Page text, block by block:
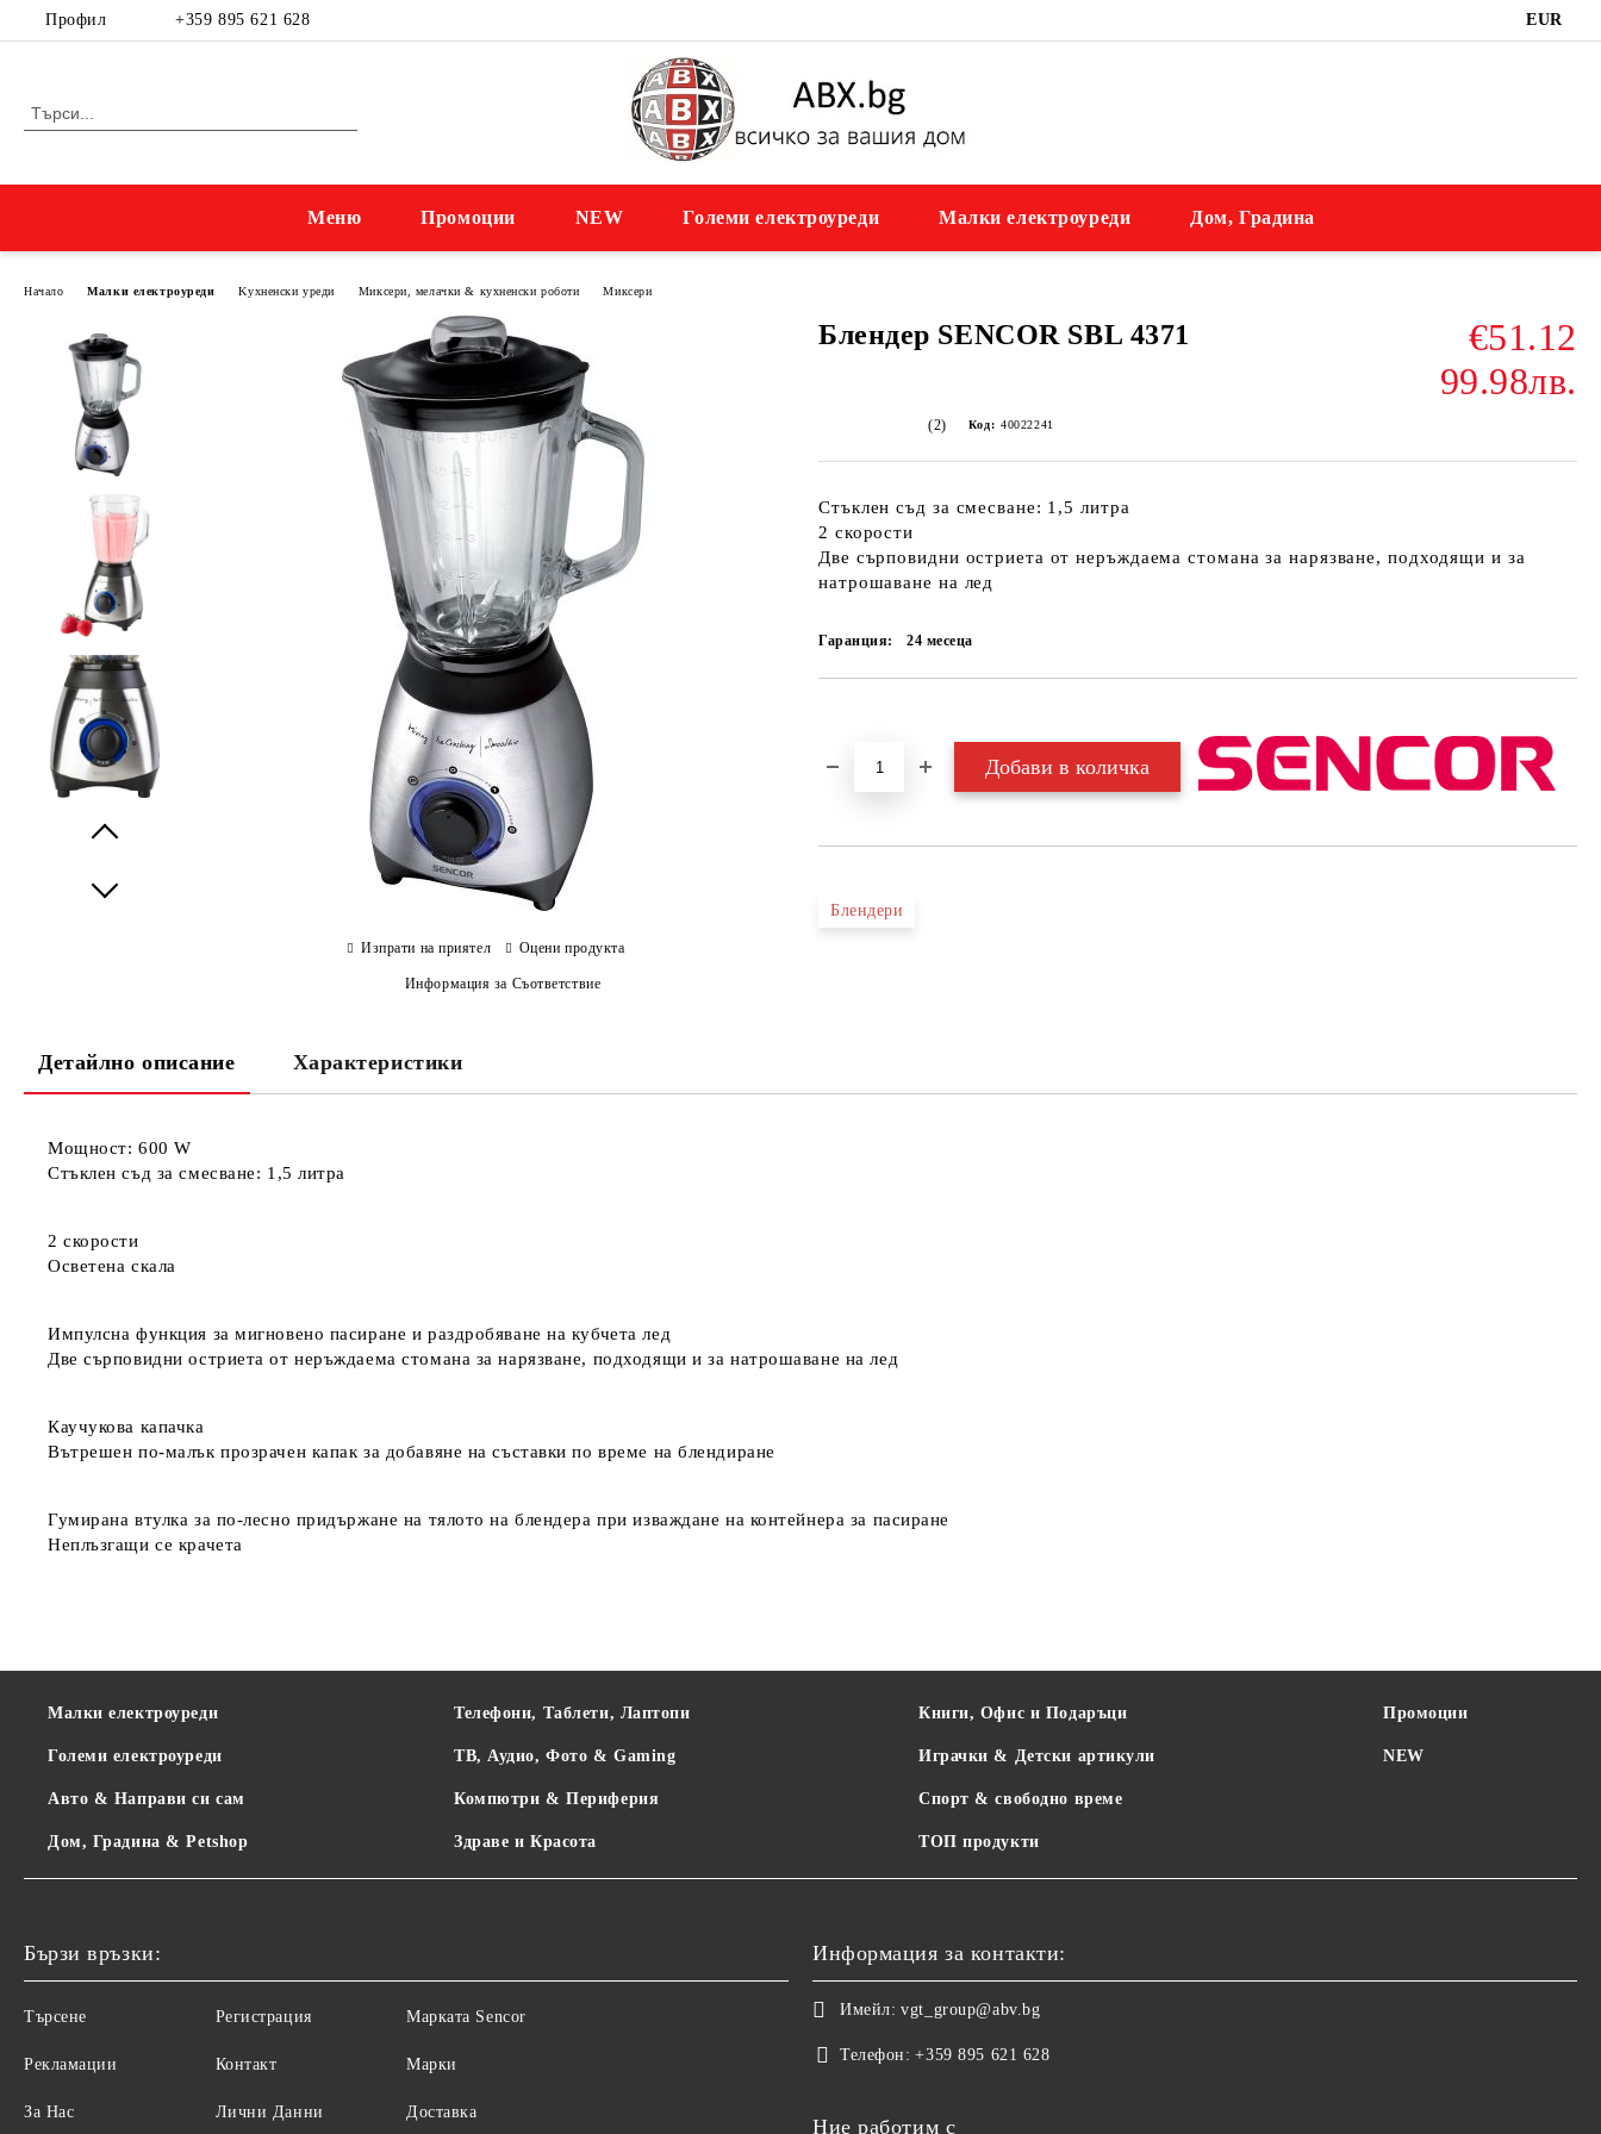
Профил +359 895 621 628 EUR
Меню Промоции NEW Големи електроуреди Малки електроуреди Дом, Градина
Начало Малки електроуреди Kухненски уреди Миксери, мелачки & кухненски роботи Миксери
Блендер SENCOR SBL 4371
€51.12
99.98лв.
(2) Код: 40022241
Стъклен съд за смесване: 1,5 литра
2 скорости
Две сърповидни остриета от неръждаема стомана за нарязване, подходящи и за
натрошаване на лед
Гаранция: 24 месеца
Блендери
Изпрати на приятел Оцени продукта
Информация за Съответствие
Детайлно описание Характеристики
Мощност: 600 W
Стъклен съд за смесване: 1,5 литра
2 скорости
Осветена скала
Импулсна функция за мигновено пасиране и раздробяване на кубчета лед
Две сърповидни остриета от неръждаема стомана за нарязване, подходящи и за натрошаване на лед
Каучукова капачка
Вътрешен по-малък прозрачен капак за добавяне на съставки по време на блендиране
Гумирана втулка за по-лесно придържане на тялото на блендера при изваждане на контейнера за пасиране
Неплъзгащи се крачета
Малки електроуреди
Големи електроуреди
Авто & Направи си сам
Дом, Градина & Petshop
Телефони, Таблети, Лаптопи
ТВ, Аудио, Фото & Gaming
Компютри & Периферия
Здраве и Красота
Книги, Офис и Подаръци
Играчки & Детски артикули
Спорт & свободно време
ТОП продукти
Промоции
NEW
Бързи връзки:
Търсене
Рекламации
За Нас
Регистрация
Контакт
Лични Данни
Maрката Sencor
Марки
Доставка
Информация за контакти:
Имейл: vgt_group@abv.bg
Телефон: +359 895 621 628
Ние работим с